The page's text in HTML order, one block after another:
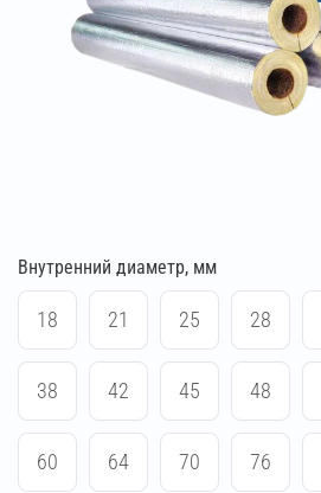
Внутренний диаметр, мм
18 21 25 28
38 42 45 48
60 64 70 76